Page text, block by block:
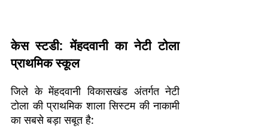
केस स्टडी: मेंहदवानी का नेटी टोला
प्राथमिक स्कूल
जिले के मेंहदवानी विकासखंड अंतर्गत नेटी
टोला की प्राथमिक शाला सिस्टम की नाकामी
का सबसे बड़ा सबूत है: